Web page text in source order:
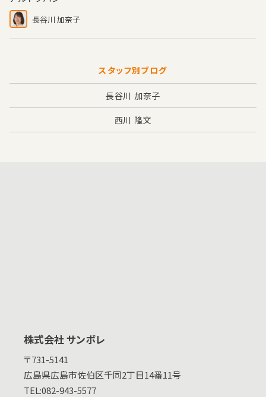
長谷川 加奈子
スタッフ別ブログ
長谷川 加奈子
西川 隆文
株式会社 サンボレ
〒731-5141
広島県広島市佐伯区千同2丁目14番11号
TEL:082-943-5577